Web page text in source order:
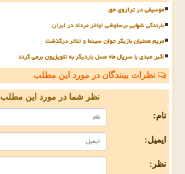
موسیقی در ترازوی حق
بارندگی شهابی برساوشی اواخر مرداد در ایران
مریم همتیان بازیگر جوان سینما و تئاتر درگذشت
اکبر عبدی با سریال ماه عسل باردیگر به تلویزیون برمی گردد
نظرات بینندگان در مورد این مطلب
نظر شما در مورد این مطلب
نام:
ایمیل:
نظر: